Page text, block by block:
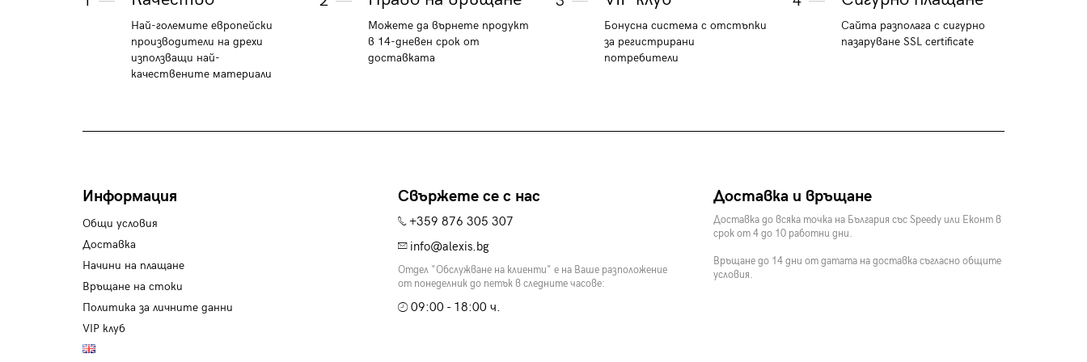
Най-големите европейски
производители на дрехи
използващи най-
качествените материали
Можете да върнете продукт
в 14-дневен срок от
доставката
Бонусна система с отстъпки
за регистрирани
потребители
Сайта разполага с сигурно
пазаруване SSL certificate
Информация
Общи условия
Доставка
Начини на плащане
Връщане на стоки
Политика за личните данни
VIP клуб
Свържете се с нас
+359 876 305 307
info@alexis.bg
Отдел "Обслужване на клиенти" е на Ваше разположение
от понеделник до петък в следните часове:
09:00 - 18:00 ч.
Доставка и връщане
Доставка до всяка точка на България със Speedy или Еконт в
срок от 4 до 10 работни дни.
Връщане до 14 дни от датата на доставка съгласно общите
условия.